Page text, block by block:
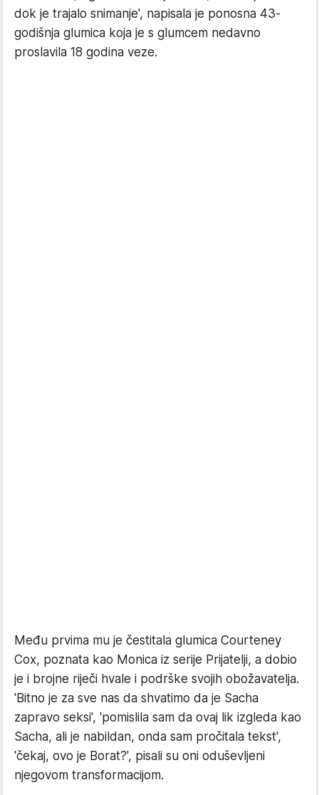
dok je trajalo snimanje', napisala je ponosna 43-
godišnja glumica koja je s glumcem nedavno
proslavila 18 godina veze.
Među prvima mu je čestitala glumica Courteney
Cox, poznata kao Monica iz serije Prijatelji, a dobio
je i brojne riječi hvale i podrške svojih obožavatelja.
'Bitno je za sve nas da shvatimo da je Sacha
zapravo seksi', 'pomislila sam da ovaj lik izgleda kao
Sacha, ali je nabildan, onda sam pročitala tekst',
'čekaj, ovo je Borat?', pisali su oni oduševljeni
njegovom transformacijom.